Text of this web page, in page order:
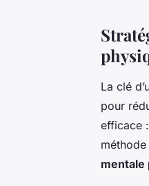
La clé
pour
efficace
mentale